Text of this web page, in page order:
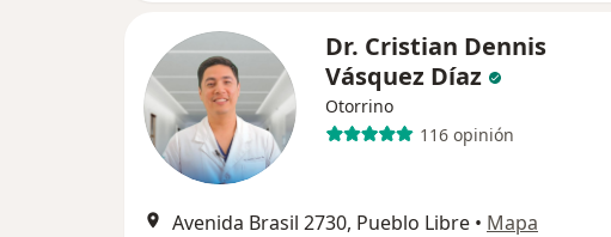
Dr. Cristian Dennis
Vásquez Díaz
Otorrino
116 opinión
Avenida Brasil 2730, Pueblo Libre • Mapa